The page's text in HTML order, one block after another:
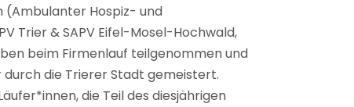
(Ambulanter Hospiz- und
Trier & SAPV Eifel-Mosel-Hochwald,
beim Firmenlauf teilgenommen und
die Trierer Stadt gemeistert.
die Teil des diesjährigen